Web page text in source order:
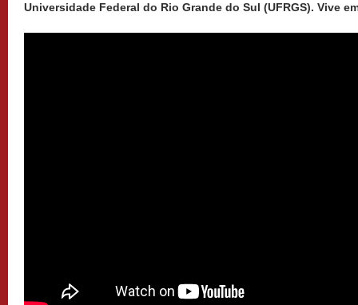
Universidade Federal do Rio Grande do Sul (UFRGS). Vive